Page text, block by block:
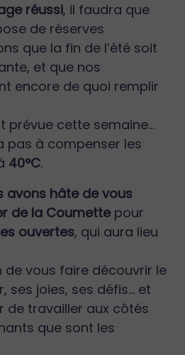
réussi, il faudra que
de réserves
que la fin de l’été soit
et que nos
encore de quoi remplir
prévue cette semaine…
pas à compenser les
40°C.
avons hâte de vous
de la Coumettepour
ouvertes, qui aura lieu
de vous faire découvrir le
ses joies, ses défis… et
de travailler aux côtés
que sont les